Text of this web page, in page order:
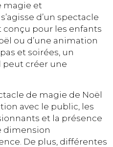
magie et
d’un spectacle
pour les enfants
ou d’une animation
et soirées, un
peut créer une
de magie de Noël
avec le public, les
et la présence
dimension
De plus, différentes